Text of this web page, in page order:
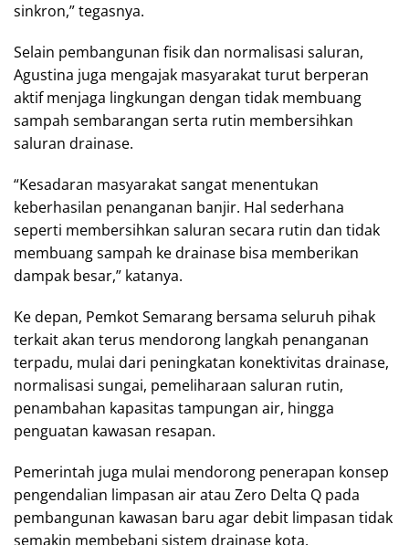
sinkron,” tegasnya.
Selain pembangunan fisik dan normalisasi saluran,
Agustina juga mengajak masyarakat turut berperan
aktif menjaga lingkungan dengan tidak membuang
sampah sembarangan serta rutin membersihkan
saluran drainase.
“Kesadaran masyarakat sangat menentukan
keberhasilan penanganan banjir. Hal sederhana
seperti membersihkan saluran secara rutin dan tidak
membuang sampah ke drainase bisa memberikan
dampak besar,” katanya.
Ke depan, Pemkot Semarang bersama seluruh pihak
terkait akan terus mendorong langkah penanganan
terpadu, mulai dari peningkatan konektivitas drainase,
normalisasi sungai, pemeliharaan saluran rutin,
penambahan kapasitas tampungan air, hingga
penguatan kawasan resapan.
Pemerintah juga mulai mendorong penerapan konsep
pengendalian limpasan air atau Zero Delta Q pada
pembangunan kawasan baru agar debit limpasan tidak
semakin membebani sistem drainase kota.